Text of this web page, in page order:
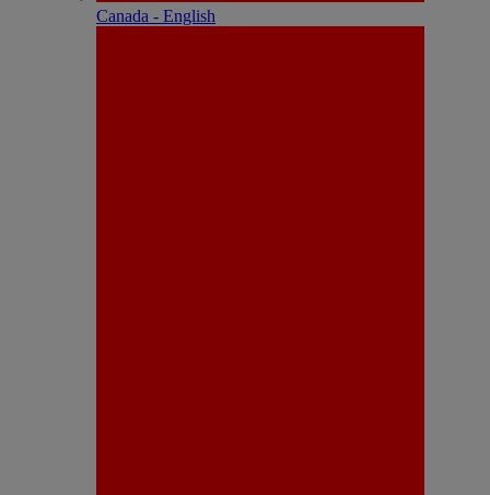
Canada - English